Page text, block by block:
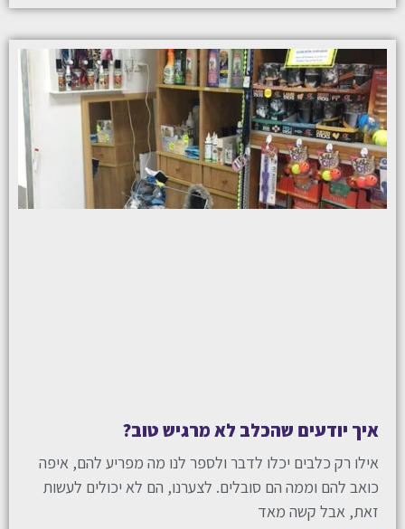
איך יודעים שהכלב לא מרגיש טוב?
אילו רק כלבים יכלו לדבר ולספר לנו מה מפריע להם, איפה
כואב להם וממה הם סובלים. לצערנו, הם לא יכולים לעשות
זאת, אבל קשה מאד